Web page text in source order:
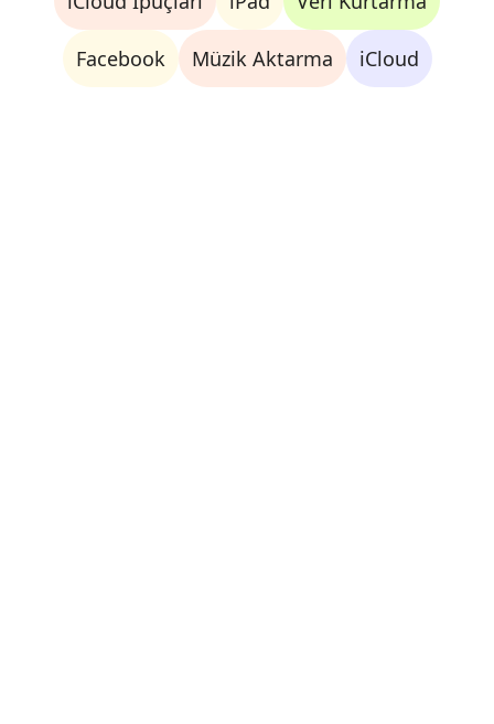
Facebook Müzik Aktarma iCloud